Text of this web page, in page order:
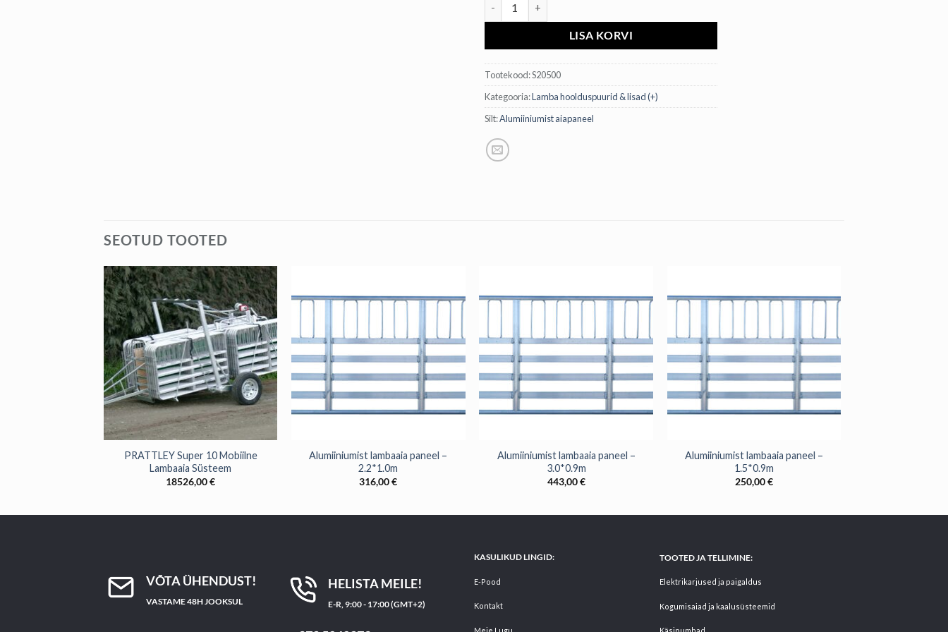
LISA KORVI
Tootekood:S20500
Kategooria:Lamba hoolduspuurid & lisad (+)
Silt:Alumiiniumist aiapaneel
SEOTUD TOOTED
PRATTLEY Super 10 Mobiilne
Lambaaia Süsteem
18526,00€
Alumiiniumist lambaaia paneel –
2.2*1.0m
316,00€
Alumiiniumist lambaaia paneel –
3.0*0.9m
443,00€
Alumiiniumist lambaaia paneel –
1.5*0.9m
250,00€
VÕTA ÜHENDUST!
VASTAME 48H JOOKSUL
HELISTA MEILE!
E-R, 9:00 - 17:00 (GMT+2)
KASULIKUD LINGID:
E-Pood
Kontakt
Meie Lugu
TOOTED JA TELLIMINE:
Elektrikarjused ja paigaldus
Kogumisaiad ja kaalusüsteemid